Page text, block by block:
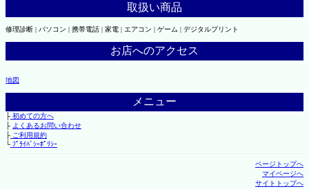
取扱い商品
修理診断 | パソコン | 携帯電話 | 家電 | エアコン | ゲーム | デジタルプリント
お店へのアクセス
地図
メニュー
├初めての方へ
├ よくあるお問い合わせ
├ご利用規約
└ﾌﾟﾗｲﾊﾞｼｰﾎﾟﾘｼｰ
ページトップへ
マイページへ
サイトトップへ